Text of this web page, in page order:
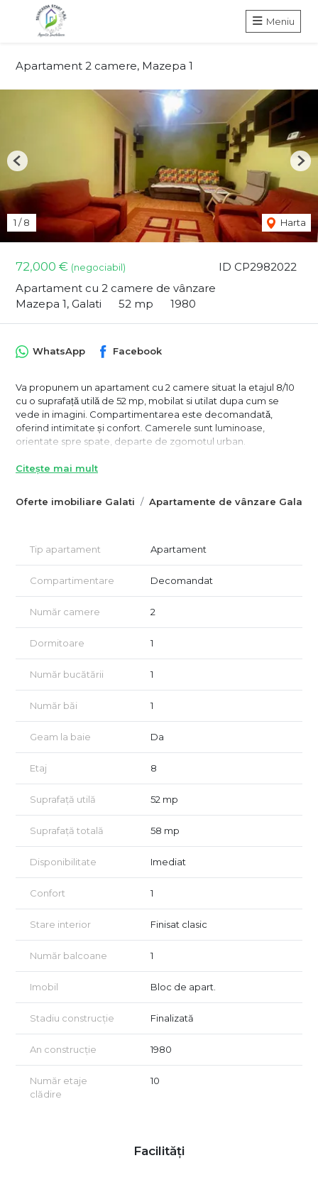
Meniu
Apartament 2 camere, Mazepa 1
ID CP2982022
72,000 € (negociabil)
Apartament cu 2 camere de vânzare
Mazepa 1, Galati
52 mp 1980
1 /8 Harta
Previous
Oferte imobiliare Galati Apartamente de vânzare Galati
WhatsApp Facebook
Va propunem un apartament cu 2 camere situat la etajul 8/10
cu o suprafață utilă de 52 mp, mobilat si utilat dupa cum se
vede in imagini. Compartimentarea este decomandată,
oferind intimitate și confort. Camerele sunt luminoase,
orientate spre spate, departe de zgomotul urban.
Apartamentul dispune de multiple imbunatatiri: gresie, faianta,
public, iar in apropiere, exista parcuri, ideale pentru relaxare.
asteptam sa ne contactati la numerele de telefon afisate:
Silvia - 0741 182 377
Citește mai mult
Tip apartament Apartament
Compartimentare Decomandat
Număr camere 2
Dormitoare 1
Număr bucătării 1
Număr băi 1
Geam la baie Da
Etaj 8
Suprafață utilă 52 mp
Suprafață totală 58 mp
Disponibilitate Imediat
Confort 1
Stare interior Finisat clasic
Număr balcoane 1
Imobil Bloc de apart.
Stadiu construcție Finalizată
An construcție 1980
Număr etaje
clădire
10
Facilități